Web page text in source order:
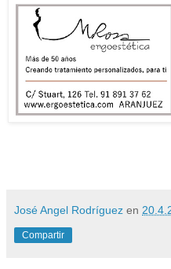
José Angel Rodríguez en
Compartir